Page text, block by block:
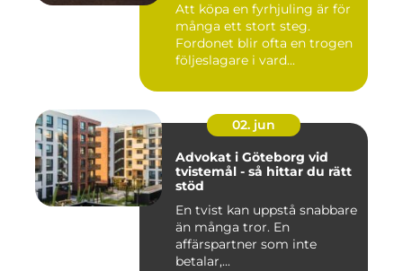
Att köpa en fyrhjuling är för
många ett stort steg.
Fordonet blir ofta en trogen
följeslagare i vard...
02. jun
Advokat i Göteborg vid
tvistemål - så hittar du rätt
stöd
En tvist kan uppstå snabbare
än många tror. En
affärspartner som inte
betalar,...